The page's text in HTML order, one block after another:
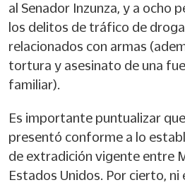
al Senador Inzunza, y a ocho
los delitos de tráfico de
relacionados con armas
tortura y asesinato de una
familiar).
Es importante puntualizar
presentó conforme a lo
de extradición vigente entre
Estados Unidos. Por cierto,